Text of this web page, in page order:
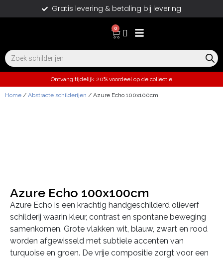
Gratis levering & betaling bij levering
0
Ontvang tijdelijk 20% voordeel op de collectie
Home / Abstracte schilderijen / Azure Echo 100x100cm
Azure Echo 100x100cm
Azure Echo is een krachtig handgeschilderd olieverf
schilderij waarin kleur, contrast en spontane beweging
samenkomen. Grote vlakken wit, blauw, zwart en rood
worden afgewisseld met subtiele accenten van
turquoise en groen. De vrije compositie zorgt voor een